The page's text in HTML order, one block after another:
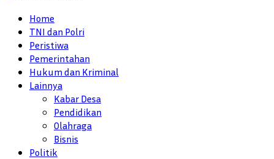
Home
TNI dan Polri
Peristiwa
Pemerintahan
Hukum dan Kriminal
Lainnya
Kabar Desa
Pendidikan
Olahraga
Bisnis
Politik